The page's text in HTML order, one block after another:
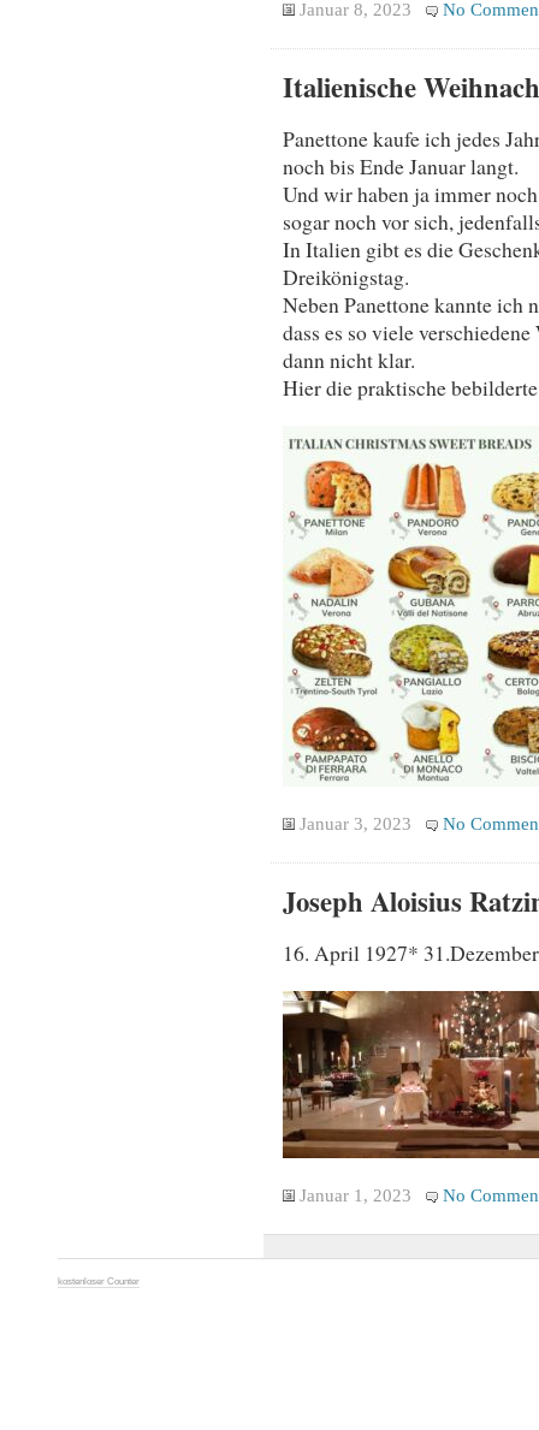
Januar 8, 2023 No
Italienische
Panettone kaufe ich jedes
noch bis Ende Januar langt.
Und wir haben ja immer
sogar noch vor sich,
In Italien gibt es die
Dreikönigstag.
Neben Panettone kannte ich
dass es so viele
dann nicht klar.
Hier die praktische
Januar 3, 2023 No
Joseph Aloisius
16. April 1927*
Januar 1, 2023 No
kostenloser Counter